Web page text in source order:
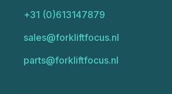
+31 (0)613147879
sales@forkliftfocus.nl
parts@forkliftfocus.nl